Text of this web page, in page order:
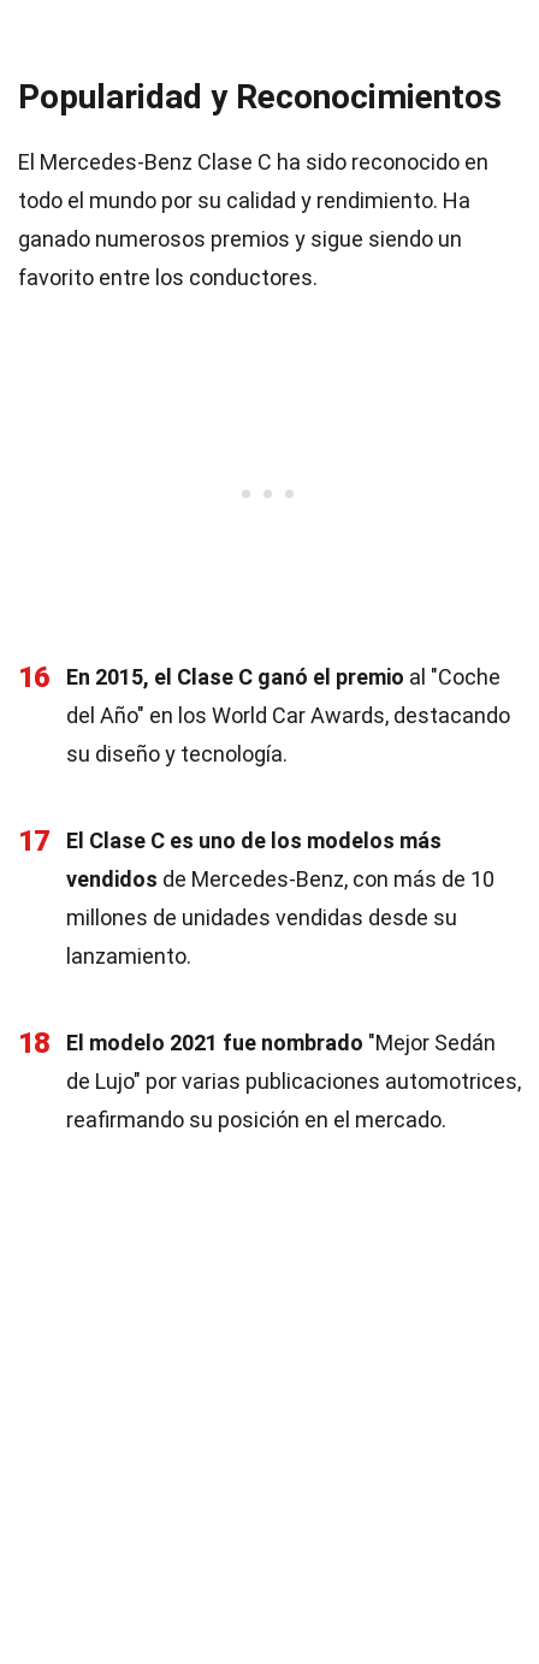
Popularidad y Reconocimientos
El Mercedes-Benz Clase C ha sido reconocido en
todo el mundo por su calidad y rendimiento. Ha
ganado numerosos premios y sigue siendo un
favorito entre los conductores.
16 En 2015, el Clase C ganó el premio al "Coche
del Año" en los World Car Awards, destacando
su diseño y tecnología.
17
El Clase C es uno de los modelos más
vendidos de Mercedes-Benz, con más de 10
millones de unidades vendidas desde su
lanzamiento.
18 El modelo 2021 fue nombrado "Mejor Sedán
de Lujo" por varias publicaciones automotrices,
reafirmando su posición en el mercado.